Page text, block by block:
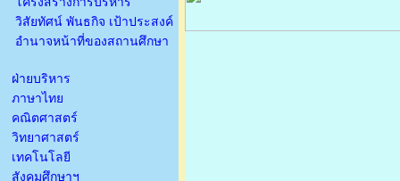
วิสัยทัศน์ พันธกิจ เป้าประสงค์
อำนาจหน้าที่ของสถานศึกษา
ฝ่ายบริหาร
ภาษาไทย
คณิตศาสตร์
วิทยาศาสตร์
เทคโนโลยี
สังคมศึกษาฯ